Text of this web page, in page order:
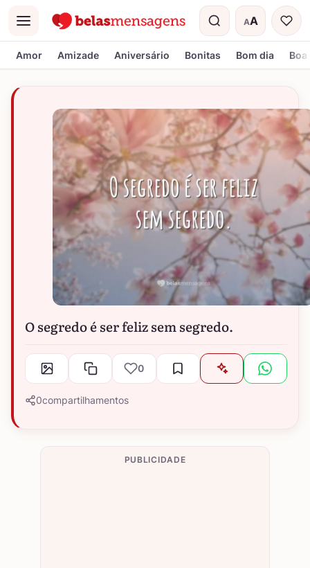
Menu AA
Tamanho do
Amor Amizade Aniversário Bonitas Bom dia
O segredo é ser feliz sem segredo.
0
0compartilhamentos
PUBLICIDADE